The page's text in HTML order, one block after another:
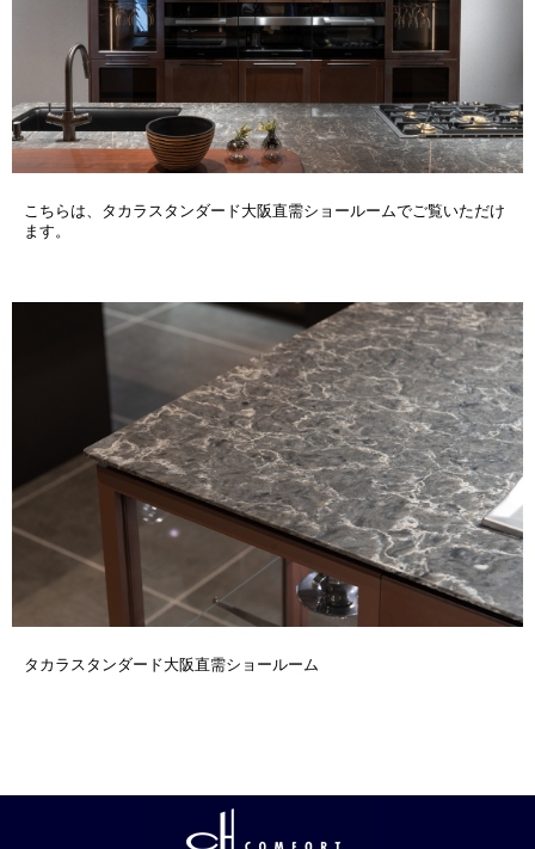
こちらは、タカラスタンダード大阪直需ショールームでご覧いただけ
ます。
タカラスタンダード大阪直需ショールーム